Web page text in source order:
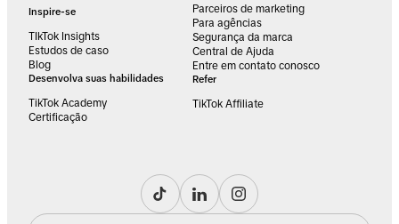
Inspire-se
TIkTok Insights
Estudos de caso
Blog
Desenvolva suas habilidades
TikTok Academy
Certificação
Parceiros de marketing
Para agências
Segurança da marca
Central de Ajuda
Entre em contato conosco
Refer
TikTok Affiliate